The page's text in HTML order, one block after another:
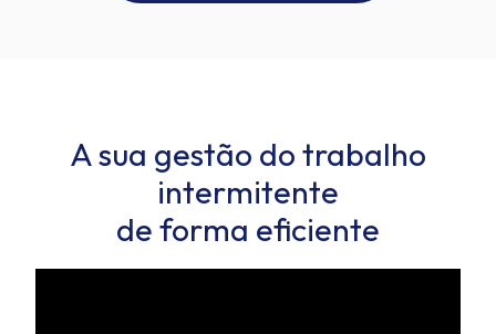
A sua gestão do trabalho
intermitente
de forma eficiente